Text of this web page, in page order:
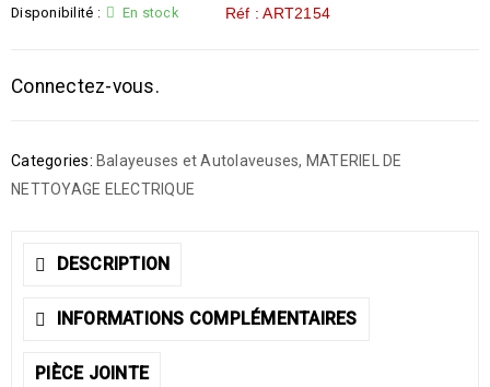
Disponibilité : En stock Réf : ART2154
Connectez-vous.
Categories: Balayeuses et Autolaveuses, MATERIEL DE
NETTOYAGE ELECTRIQUE
DESCRIPTION
INFORMATIONS COMPLÉMENTAIRES
PIÈCE JOINTE